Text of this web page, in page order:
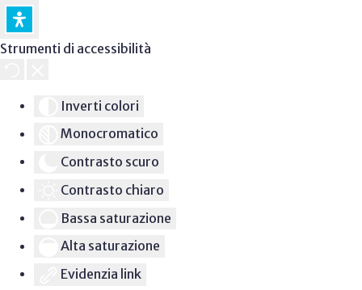
Strumenti di accessibilità
Inverti colori
Monocromatico
Contrasto scuro
Contrasto chiaro
Bassa saturazione
Alta saturazione
Evidenzia link